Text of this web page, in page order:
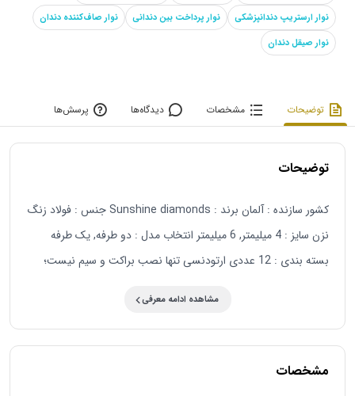
نوار ارستریپ دندانپزشکی
نوار پرداخت بین دندانی
نوار صاف‌کننده دندان
نوار صیقل دندان
توضیحات مشخصات دیدگاه‌ها پرسش‌ها
توضیحات
کشور سازنده : آلمان برند : Sunshine diamonds جنس : فولاد زنگ‌
نزن سایز : 4 میلیمتر, 6 میلیمتر انتخاب مدل : دو طرفه, یک طرفه
بسته بندی : 12 عددی ارتودنسی تنها نصب براکت و سیم نیست؛
آسیب به لثه ها کمک می کنند. استفاده از آن ها باعث می شود روند
مشاهده ادامه معرفی
مشخصات